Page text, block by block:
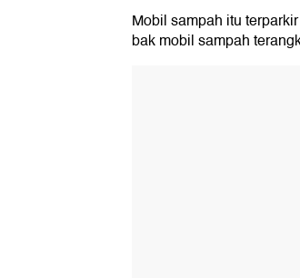
Mobil sampah itu
bak mobil sampah